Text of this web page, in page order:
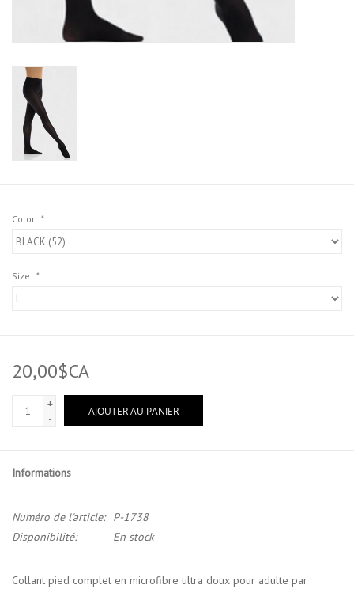
Color: *
Size: *
20,00$CA
+
-
AJOUTER AU PANIER
Informations
Numéro de l'article:
P-1738
Disponibilité:
En stock
Collant pied complet en microfibre ultra doux pour adulte par